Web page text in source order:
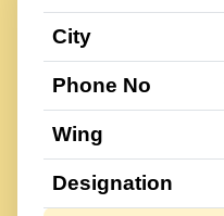
City
Phone No
Wing
Designation